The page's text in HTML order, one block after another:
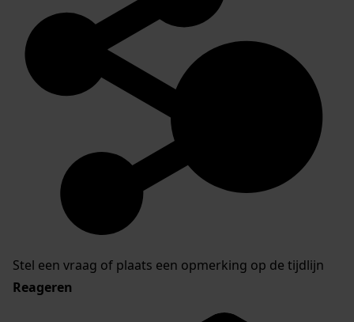
Stel een vraag of plaats een opmerking op de tijdlijn
Reageren